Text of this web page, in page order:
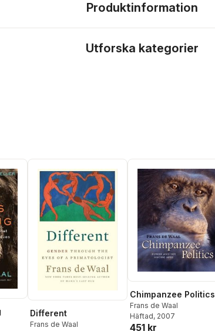
Produktinformation
Utforska kategorier
Different
Frans de Waal
Chimpanzee Politics
Frans de Waal
Häftad, 2007
451 kr